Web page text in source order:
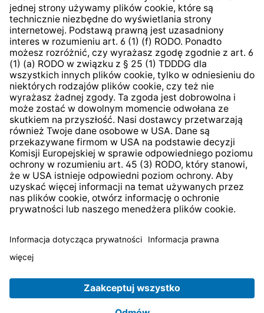
Klauzula informacyjna strony
internetowej
Strategia podatkowa
System zgłaszania nieprawidłowości
* Wszystkie ceny zawierają podatek VAT pluskoszty
TechniSat jest firmą należącą do FundacjiLEPPER Stiftung